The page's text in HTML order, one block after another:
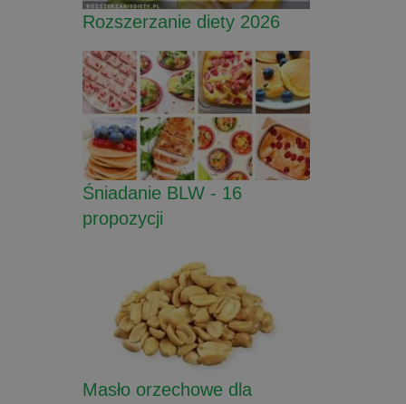
Rozszerzanie diety 2026
Śniadanie BLW - 16
propozycji
Masło orzechowe dla